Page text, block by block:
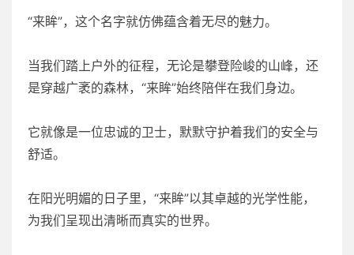
“来眸”，这个名字就仿佛蕴含着无尽的魅力。
当我们踏上户外的征程，无论是攀登险峻的山峰，还
是穿越广袤的森林，“来眸”始终陪伴在我们身边。
它就像是一位忠诚的卫士，默默守护着我们的安全与
舒适。
在阳光明媚的日子里，“来眸”以其卓越的光学性能，
为我们呈现出清晰而真实的世界。